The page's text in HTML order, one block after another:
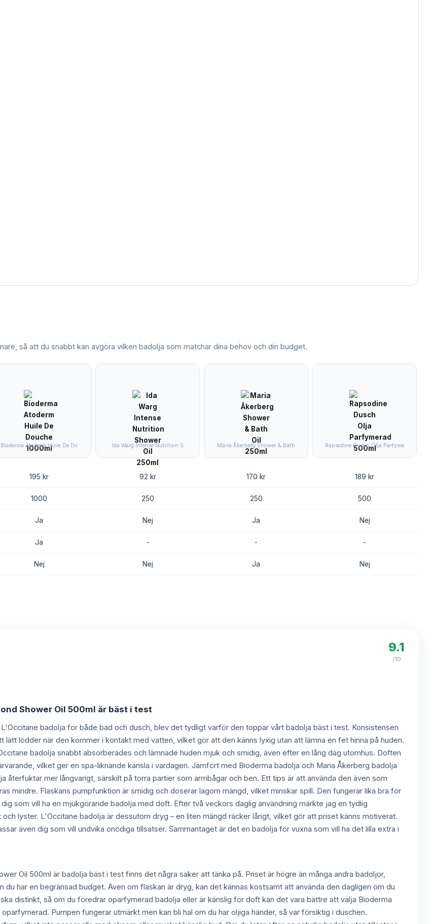
så att du snabbt kan avgöra vilken badolja som matchar dina behov och din budget.
Bioderma Atoderm Huile De Do Ida Warg Intense Nutrition S Maria Åkerberg Shower & Bath Rapsodine Dusch Olja Parfyme
195 kr 92 kr 170 kr 189 kr
1000 250 250 500
Ja Nej Ja Nej
Ja - - -
Nej Nej Ja Nej
9.1
/10
Shower Oil 500ml är bäst i test
badolja för både bad och dusch, blev det tydligt varför den toppar vårt badolja bäst i test. Konsistensen
lätt lödder när den kommer i kontakt med vatten, vilket gör att den känns lyxig utan att lämna en fet hinna på huden.
badolja snabbt absorberades och lämnade huden mjuk och smidig, även efter en lång dag utomhus. Doften
vilket ger en spa-liknande känsla i vardagen. Jämfört med Bioderma badolja och Maria Åkerberg badolja
återfuktar mer långvarigt, särskilt på torra partier som armbågar och ben. Ett tips är att använda den även som
mindre. Flaskans pumpfunktion är smidig och doserar lagom mängd, vilket minskar spill. Den fungerar lika bra för
som vill ha en mjukgörande badolja med doft. Efter två veckors daglig användning märkte jag en tydlig
lyster. L'Occitane badolja är dessutom dryg – en liten mängd räcker långt, vilket gör att priset känns motiverat.
även dig som vill undvika onödiga tillsatser. Sammantaget är det en badolja för vuxna som vill ha det lilla extra i
Oil 500ml är badolja bäst i test finns det några saker att tänka på. Priset är högre än många andra badoljor,
du har en begränsad budget. Även om flaskan är dryg, kan det kännas kostsamt att använda den dagligen om du
distinkt, så om du föredrar oparfymerad badolja eller är känslig för doft kan det vara bättre att välja Bioderma
Pumpen fungerar utmärkt men kan bli hal om du har oljiga händer, så var försiktig i duschen.